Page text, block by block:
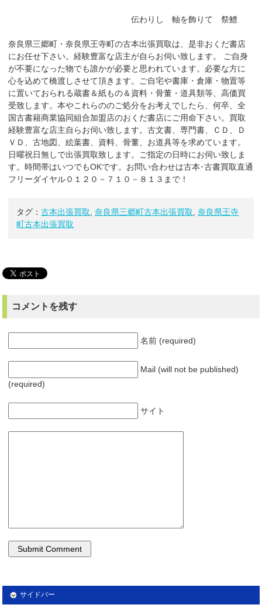
伝わりし 軸を飾りて 祭鱧
奈良県三郷町・奈良県王寺町の古本出張買取は、是非おくだ書店
にお任せ下さい。経験豊富な店主が自らお伺い致します。 ご自身
が不要になった物でも誰かが必要と思われています。必要な方に
心を込めて橋渡しさせて頂きます。ご自宅や書庫・倉庫・物置等
に置いておられる蔵書＆紙もの＆資料・骨董・道具類等、高価買
受致します。本やこれらののご処分をお考えでしたら、何卒、全
国古書籍商業協同組合加盟店のおくだ書店にご用命下さい。買取
経験豊富な店主自らお伺い致します。古文書、専門書、ＣＤ、Ｄ
ＶＤ、古地図、絵葉書、資料、骨董、お道具等を求めています。
日曜祝日無しで出張買取致します。ご指定の日時にお伺い致しま
す。時間帯はいつでもOKです。お問い合わせは古本･古書買取直通
フリーダイヤル０１２０－７１０－８１３まで！
タグ：古本出張買取 ,奈良県三郷町古本出張買取 ,奈良県王寺
町古本出張買取
コメントを残す
名前 (required)
Mail (will not be published)
(required)
サイト
サイドバー